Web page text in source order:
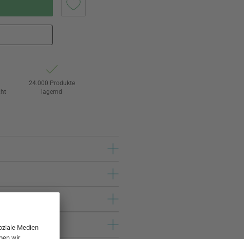
24.000 Produkte
lagernd